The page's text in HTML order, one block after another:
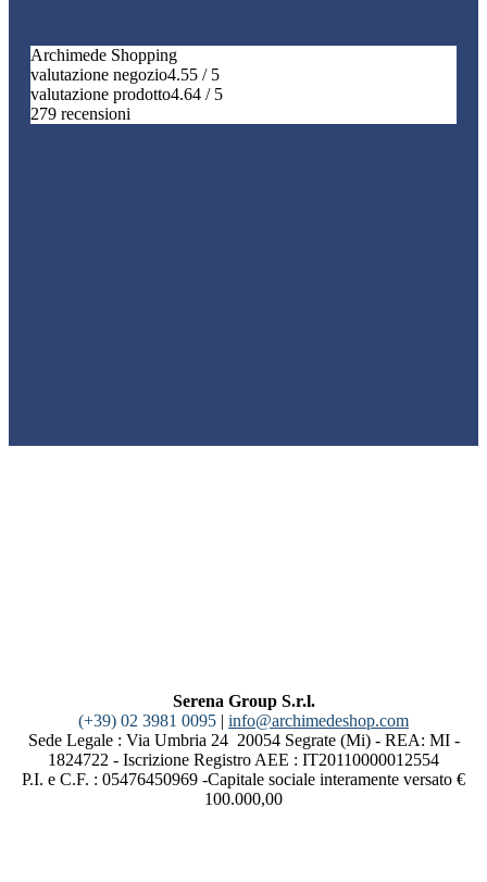
Archimede Shopping
valutazione negozio4.55 / 5
valutazione prodotto4.64 / 5
279 recensioni
Serena Group S.r.l.
(+39) 02 3981 0095 | info@archimedeshop.com
Sede Legale : Via Umbria 24 20054 Segrate (Mi) - REA: MI -
1824722 - Iscrizione Registro AEE : IT20110000012554
P.I. e C.F. : 05476450969 -Capitale sociale interamente versato €
100.000,00